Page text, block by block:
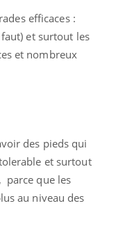
efficaces :
faut) et surtout les
et nombreux
des pieds qui
et surtout
parce que les
au niveau des